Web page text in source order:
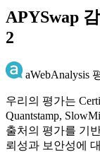
APYSwap
2
aWebAnalysis
우리의 평가는
Quantstamp,
출처의 평가를 기
뢰성과 보안성에